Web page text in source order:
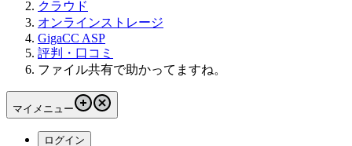
クラウド
オンラインストレージ
GigaCC ASP
評判・口コミ
ファイル共有で助かってますね。
マイメニュー
ログイン